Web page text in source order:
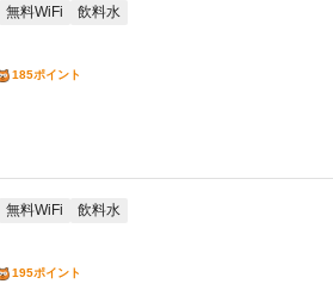
無料WiFi 飲料水
185ポイント
無料WiFi 飲料水
195ポイント